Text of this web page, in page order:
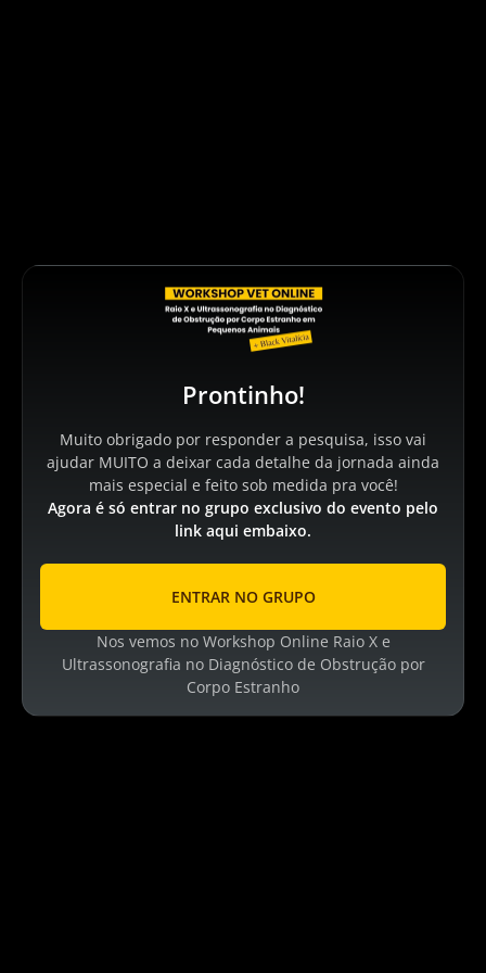
Prontinho!
Muito obrigado por responder a pesquisa, isso vai
ajudar MUITO a deixar cada detalhe da jornada ainda
mais especial e feito sob medida pra você!
Agora é só entrar no grupo exclusivo do evento pelo
link aqui embaixo.
ENTRAR NO GRUPO
Nos vemos no Workshop Online Raio X e
Ultrassonografia no Diagnóstico de Obstrução por
Corpo Estranho